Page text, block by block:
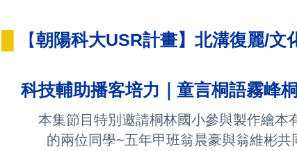
【朝陽科大USR計畫】北
技輔助播客培力｜童言桐語霧峰
本集節目特別邀請桐林國小參與製作繪本
的兩位同學~五年甲班翁晨豪與翁維彬